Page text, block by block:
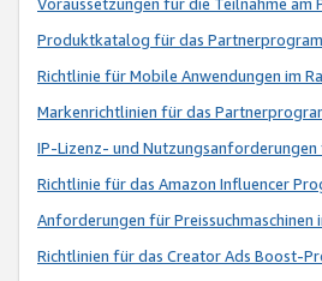
Voraussetzungen für die Teilnahme am
Produktkatalog für das
Richtlinie für Mobile Anwendungen im
Markenrichtlinien für das
IP-Lizenz- und
Richtlinie für das Amazon Influencer
Anforderungen für
Richtlinien für das Creator Ads Boost-